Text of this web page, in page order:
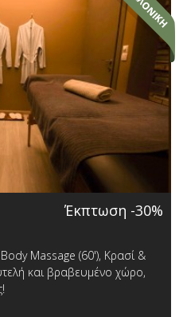
Έκπτωση -30%
Massage (60'), Κρασί &
και βραβευμένο χώρο,